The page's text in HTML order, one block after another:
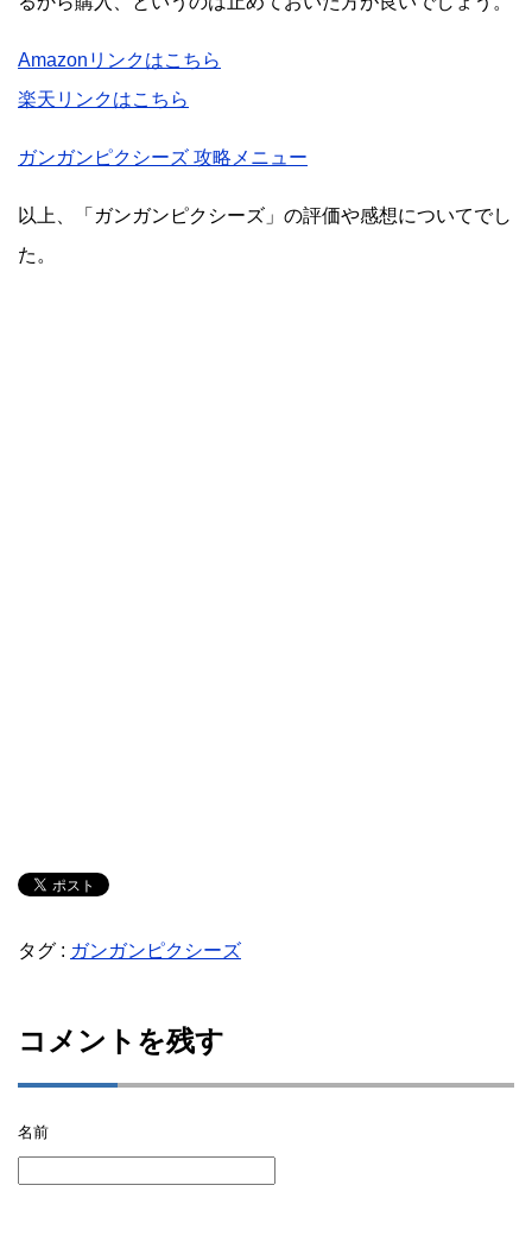
Amazonリンクはこちら
楽天リンクはこちら
ガンガンピクシーズ 攻略メニュー
以上、「ガンガンピクシーズ」の評価や感想についてでし
た。
タグ : ガンガンピクシーズ
コメントを残す
名前